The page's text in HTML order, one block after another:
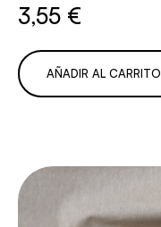
3,55 €
AÑADIR AL CARRITO